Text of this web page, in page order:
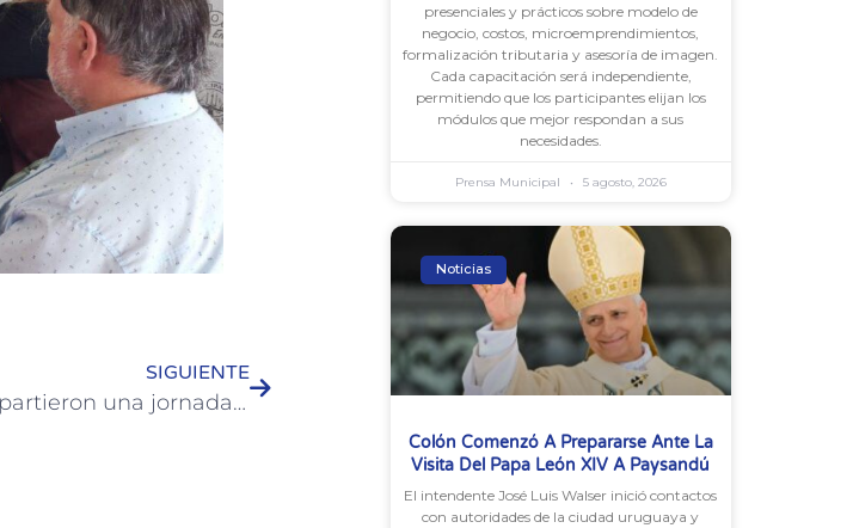
SIGUIENTE
Los adultos compartieron una jornada de estimulación integral
presenciales y prácticos sobre modelo de
negocio, costos, microemprendimientos,
formalización tributaria y asesoría de imagen.
Cada capacitación será independiente,
permitiendo que los participantes elijan los
módulos que mejor respondan a sus
necesidades.
Prensa Municipal 5 agosto, 2026
Noticias
Colón Comenzó A Prepararse Ante La
Visita Del Papa León XIV A Paysandú
El intendente José Luis Walser inició contactos
con autoridades de la ciudad uruguaya y